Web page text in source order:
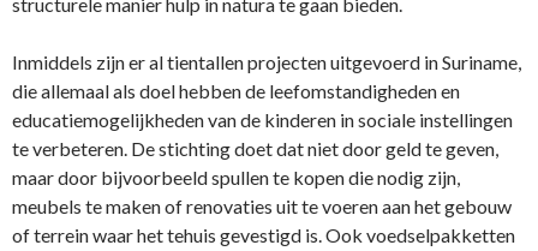
structurele manier hulp in natura te gaan bieden.
Inmiddels zijn er al tientallen projecten uitgevoerd in Suriname,
die allemaal als doel hebben de leefomstandigheden en
educatiemogelijkheden van de kinderen in sociale instellingen
te verbeteren. De stichting doet dat niet door geld te geven,
maar door bijvoorbeeld spullen te kopen die nodig zijn,
meubels te maken of renovaties uit te voeren aan het gebouw
of terrein waar het tehuis gevestigd is. Ook voedselpakketten